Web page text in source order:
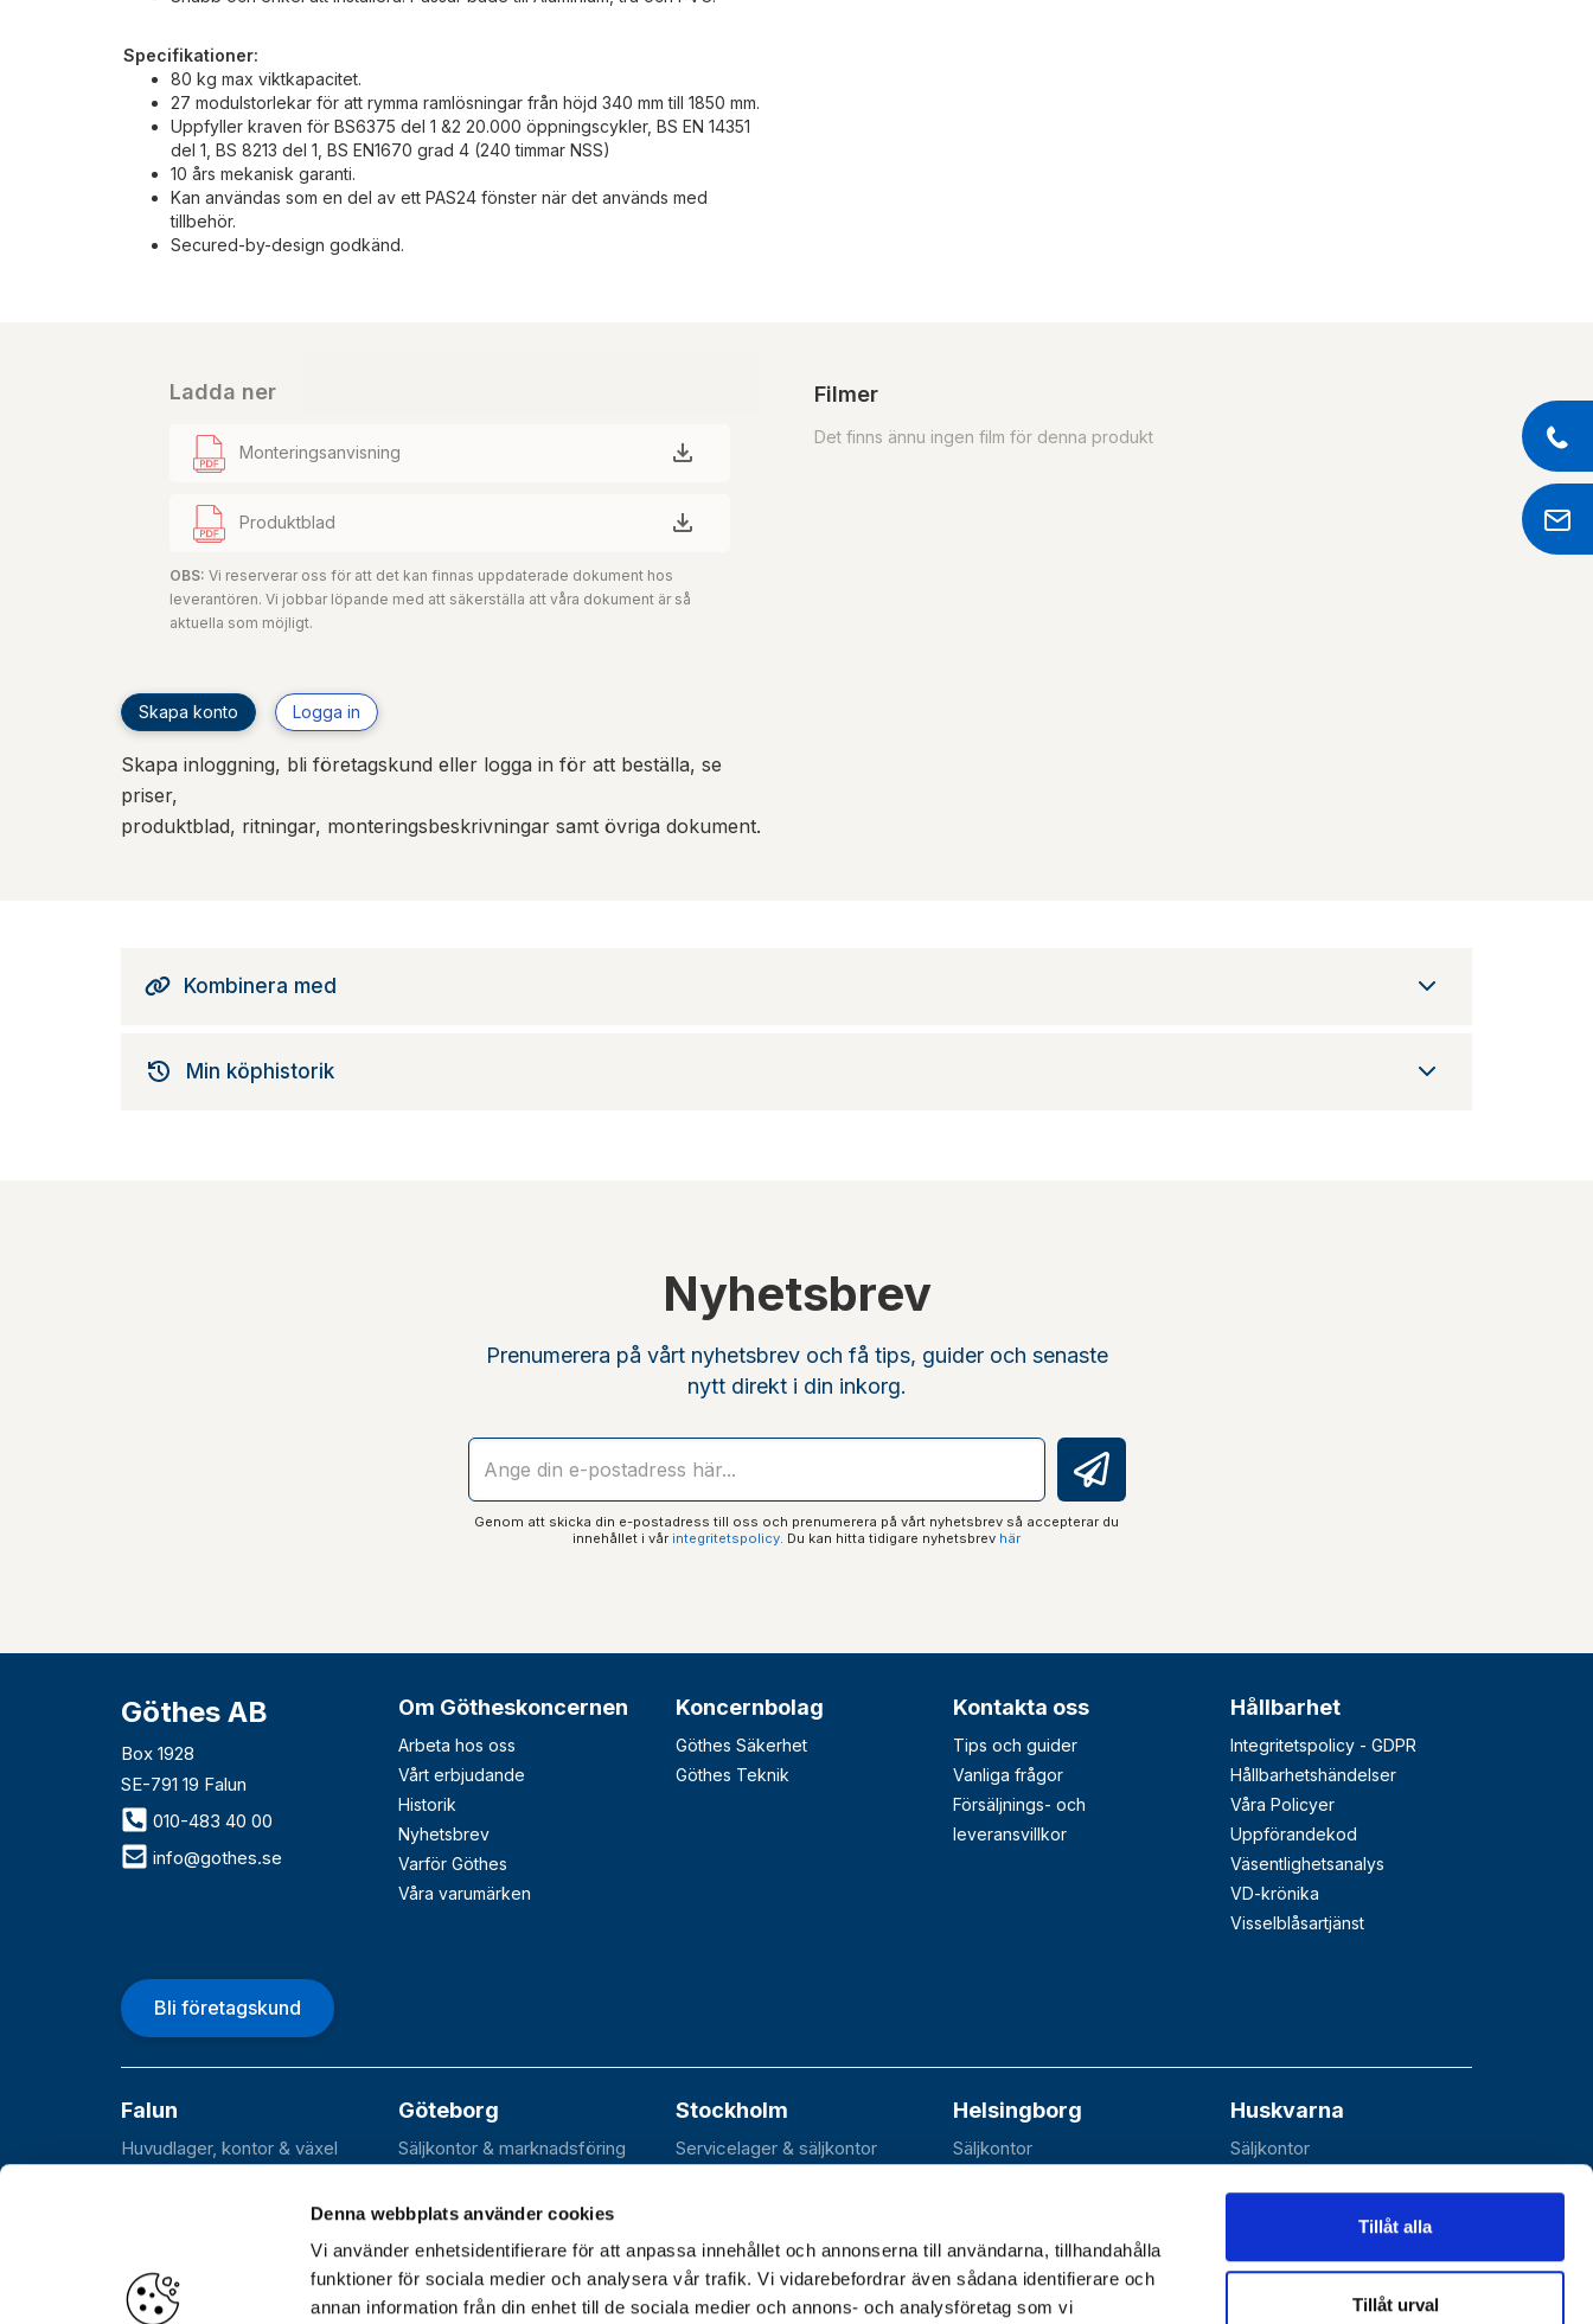
Denna webbplats använder cookies
Vi använder enhetsidentifierare för att anpassa innehållet och annonserna till användarna, tillhandahålla
funktioner för sociala medier och analysera vår trafik. Vi vidarebefordrar även sådana identifierare och
annan information från din enhet till de sociala medier och annons- och analysföretag som vi
Tillåt alla
Tillåt urval
Specifikationer:
80 kg max viktkapacitet.
27 modulstorlekar för att rymma ramlösningar från höjd 340 mm till 1850 mm.
Uppfyller kraven för BS6375 del 1 &2 20.000 öppningscykler, BS EN 14351
del 1, BS 8213 del 1, BS EN1670 grad 4 (240 timmar NSS)
10 års mekanisk garanti.
Kan användas som en del av ett PAS24 fönster när det används med
tillbehör.
Secured-by-design godkänd.
Ladda ner
Monteringsanvisning
Produktblad
OBS: Vi reserverar oss för att det kan finnas uppdaterade dokument hos
leverantören. Vi jobbar löpande med att säkerställa att våra dokument är så
aktuella som möjligt.
Skapa konto Logga in
Skapa inloggning, bli företagskund eller logga in för att beställa, se
priser,
produktblad, ritningar, monteringsbeskrivningar samt övriga dokument.
Filmer
Det finns ännu ingen film för denna produkt
Kombinera med
Min köphistorik
Nyhetsbrev
Prenumerera på vårt nyhetsbrev och få tips, guider och senaste
nytt direkt i din inkorg.
Genom att skicka din e-postadress till oss och prenumerera på vårt nyhetsbrev så accepterar du
innehållet i vår integritetspolicy. Du kan hitta tidigare nyhetsbrev här
Göthes AB
Box 1928
SE-791 19 Falun
010-483 40 00
info@gothes.se
Om Götheskoncernen
Arbeta hos oss
Vårt erbjudande
Historik
Nyhetsbrev
Varför Göthes
Våra varumärken
Koncernbolag
Göthes Säkerhet
Göthes Teknik
Kontakta oss
Tips och guider
Vanliga frågor
Försäljnings- och
leveransvillkor
Hållbarhet
Integritetspolicy - GDPR
Hållbarhetshändelser
Våra Policyer
Uppförandekod
Väsentlighetsanalys
VD-krönika
Visselblåsartjänst
Bli företagskund
Falun
Huvudlager, kontor & växel
Göteborg
Säljkontor & marknadsföring
SE-431 37 Mölndal
Stockholm
Servicelager & säljkontor
Helsingborg
Säljkontor
Huskvarna
Säljkontor